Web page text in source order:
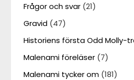
Frågor och svar (21)
Gravid (47)
Historiens första Odd Molly-
Malenami föreläser (7)
Malenami tycker om (181)